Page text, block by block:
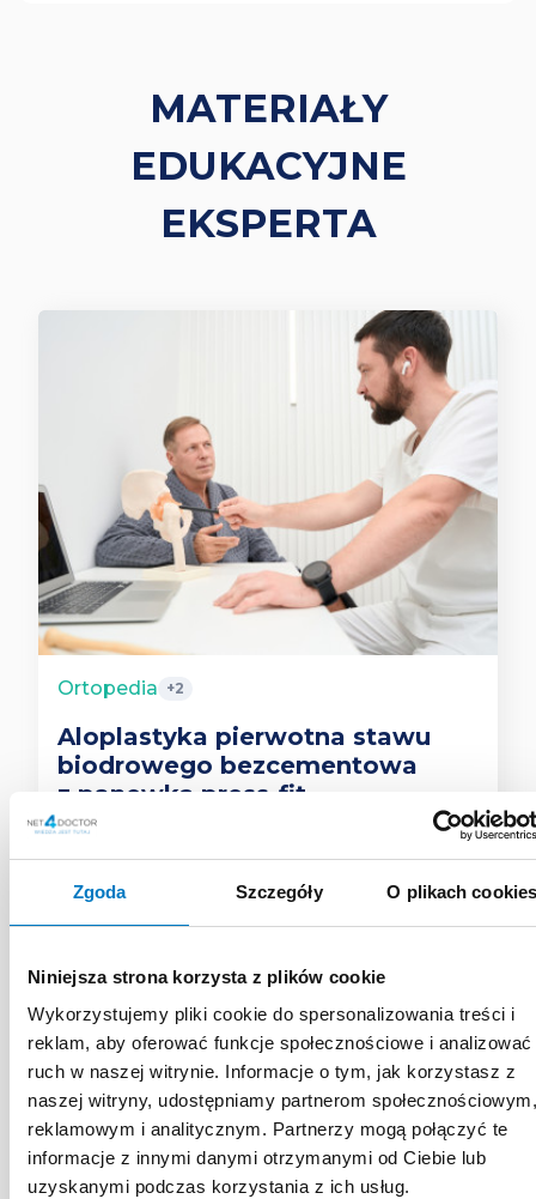
Zgoda Szczegóły O plikach
Niniejsza strona korzysta z plików cookie
Wykorzystujemy pliki cookie do spersonalizowania treści i
reklam, aby oferować funkcje społecznościowe i analizować
ruch w naszej witrynie. Informacje o tym, jak korzystasz z
naszej witryny, udostępniamy partnerom społecznościowym,
reklamowym i analitycznym. Partnerzy mogą połączyć te
informacje z innymi danymi otrzymanymi od Ciebie lub
uzyskanymi podczas korzystania z ich usług.
MATERIAŁY
EDUKACYJNE
EKSPERTA
Ortopedia +2
Aloplastyka pierwotna stawu
biodrowego bezcementowa
z panewką press-fit
Materiałów 569 Uczestników